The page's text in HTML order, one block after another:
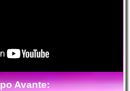
Avante: